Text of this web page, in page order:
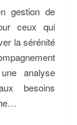
gestion de
ceux qui
la sérénité
analyse
besoins